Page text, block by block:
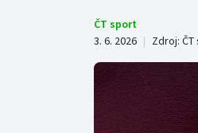
Cyklistika
ČT sport
3. 6. 2026 | Zdroj: